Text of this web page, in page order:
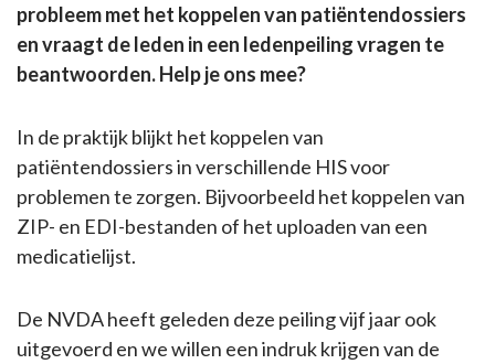
probleem met het koppelen van patiëntendossiers
en vraagt de leden in een ledenpeiling vragen te
beantwoorden. Help je ons mee?
In de praktijk blijkt het koppelen van
patiëntendossiers in verschillende HIS voor
problemen te zorgen. Bijvoorbeeld het koppelen van
ZIP- en EDI-bestanden of het uploaden van een
medicatielijst.
De NVDA heeft geleden deze peiling vijf jaar ook
uitgevoerd en we willen een indruk krijgen van de